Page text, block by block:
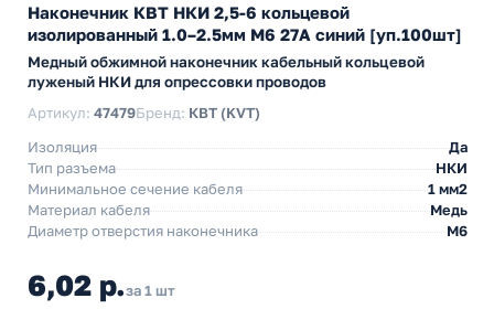
Наконечник КВТ НКИ 2,5-6 кольцевой
изолированный 1.0–2.5мм М6 27А синий [уп.100шт]
Медный обжимной наконечник кабельный кольцевой
луженый НКИ для опрессовки проводов
Артикул: 47479Бренд: КВТ (KVT)
Изоляция
Да
Тип разъема
НКИ
Минимальное сечение кабеля
1 мм2
Материал кабеля
Медь
Диаметр отверстия наконечника
М6
6,02 р.за 1 шт